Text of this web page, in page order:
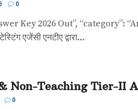
0
Key 2026 Out”, “category”:
एजेंसी एनटीए द्वारा...
Non-Teaching Tier-II
0